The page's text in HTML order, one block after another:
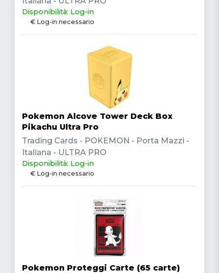
Disponibilità: Log-in
€ Log-in necessario
Pokemon Alcove Tower Deck Box
Pikachu Ultra Pro
Trading Cards - POKEMON - Porta Mazzi -
Italiana - ULTRA PRO
Disponibilità: Log-in
€ Log-in necessario
Pokemon Proteggi Carte (65 carte)